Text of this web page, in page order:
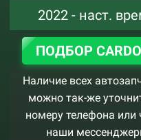
2022 - наст.
ПОДБОР
Наличие всех
можно так-же
номеру телефона или
наши